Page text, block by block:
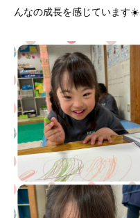
んなの成長を感じています☀️